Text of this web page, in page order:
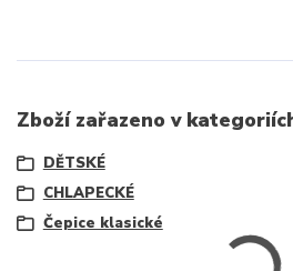
Zboží zařazeno v
DĚTSKÉ
CHLAPECKÉ
Čepice klasické